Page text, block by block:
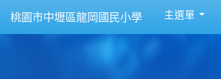
桃園市中壢區龍岡國民小學 主選單